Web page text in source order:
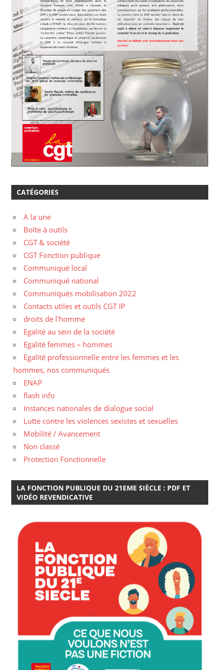
CATÉGORIES
A la une
Boîte à outils
CGT & société
CGT Fonction publique
Communiqué local
Communiqué national
Communiqués mobilisation 2022
Contacts utiles et outils CGT IP
droits de l'homme
Egalité au sein de la société
Egalité femmes – hommes
Egalité professionnelle entre les femmes et les
hommes, nos communiqués
ENAP
flash info
Instances nationales de dialogue social
Lutte contre les violences sexistes et sexuelles
Mobilité / Avancement
Non classé
Protection Fonctionnelle
LA FONCTION PUBLIQUE DU 21EME SIÈCLE : PDF ET
VIDÉO REVENDICATIVE